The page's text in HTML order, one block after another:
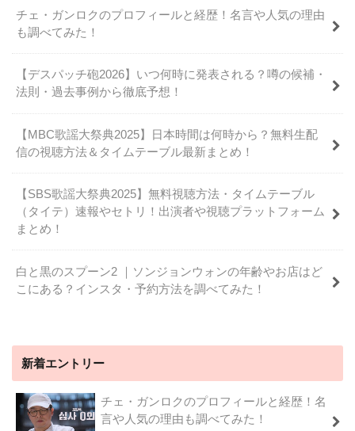
チェ・ガンロクのプロフィールと経歴！名言や人気の理由
も調べてみた！
【デスパッチ砲2026】いつ何時に発表される？噂の候補・
法則・過去事例から徹底予想！
【MBC歌謡大祭典2025】日本時間は何時から？無料生配
信の視聴方法＆タイムテーブル最新まとめ！
【SBS歌謡大祭典2025】無料視聴方法・タイムテーブル
（タイテ）速報やセトリ！出演者や視聴プラットフォーム
まとめ！
白と黒のスプーン2 ｜ソンジョンウォンの年齢やお店はど
こにある？インスタ・予約方法を調べてみた！
新着エントリー
チェ・ガンロクのプロフィールと経歴！名
言や人気の理由も調べてみた！